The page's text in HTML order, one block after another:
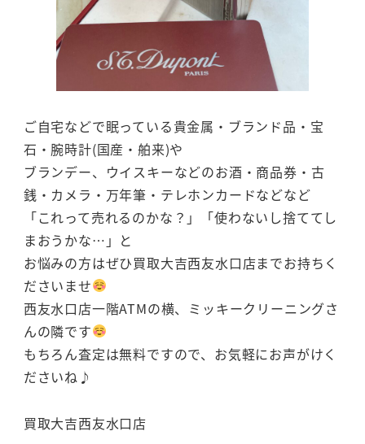
ご自宅などで眠っている貴金属・ブランド品・宝
石・腕時計(国産・舶来)や
ブランデー、ウイスキーなどのお酒・商品券・古
銭・カメラ・万年筆・テレホンカードなどなど
「これって売れるのかな？」「使わないし捨ててし
まおうかな…」と
お悩みの方はぜひ買取大吉西友水口店までお持ちく
ださいませ
西友水口店一階ATMの横、ミッキークリーニングさ
んの隣です
もちろん査定は無料ですので、お気軽にお声がけく
ださいね♪
買取大吉西友水口店